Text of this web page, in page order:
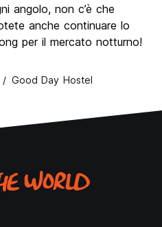
angolo, non c’è che
anche continuare lo
per il mercato notturno!
Good Day Hostel